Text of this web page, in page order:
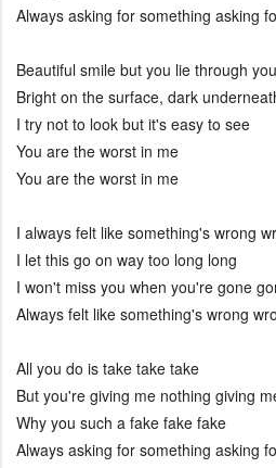
Always asking for something asking
Beautiful smile but you lie through
Bright on the surface, dark
I try not to look but it's easy to see
You are the worst in me
You are the worst in me
I always felt like something's wrong
I let this go on way too long long
I won't miss you when you're gone
Always felt like something's wrong
All you do is take take take
But you're giving me nothing giving
Why you such a fake fake fake
Always asking for something asking